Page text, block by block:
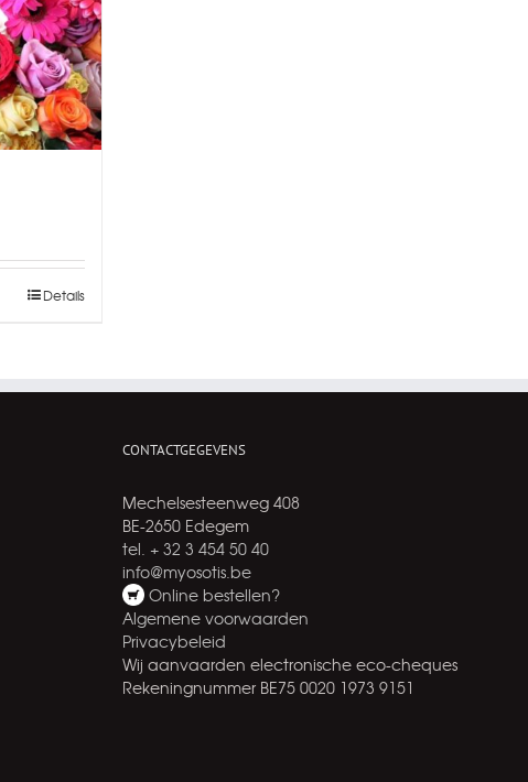
Details
CONTACTGEGEVENS
Mechelsesteenweg 408
BE-2650 Edegem
tel. + 32 3 454 50 40
info@myosotis.be
Online bestellen?
Algemene voorwaarden
Privacybeleid
Wij aanvaarden electronische eco-cheques
Rekeningnummer BE75 0020 1973 9151